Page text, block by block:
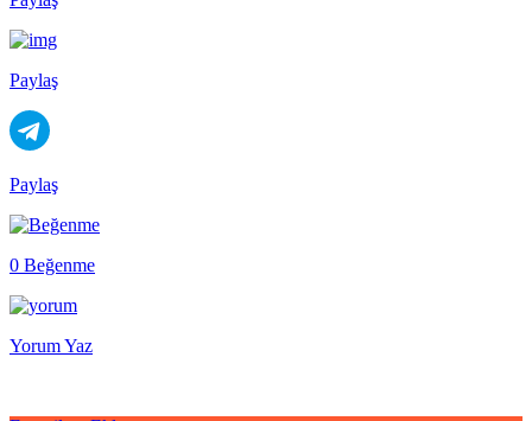
Paylaş
Paylaş
0 Beğenme
Yorum Yaz